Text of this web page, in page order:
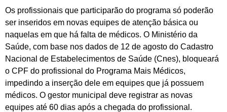
Os profissionais que participarão do programa só poderão
ser inseridos em novas equipes de atenção básica ou
naquelas em que há falta de médicos. O Ministério da
Saúde, com base nos dados de 12 de agosto do Cadastro
Nacional de Estabelecimentos de Saúde (Cnes), bloqueará
o CPF do profissional do Programa Mais Médicos,
impedindo a inserção dele em equipes que já possuem
médicos. O gestor municipal deve registrar as novas
equipes até 60 dias após a chegada do profissional.